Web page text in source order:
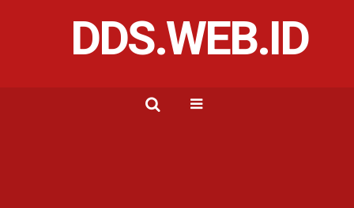
DDS.WEB.ID